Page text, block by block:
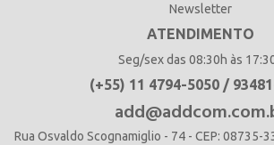
Newsletter
ATENDIMENTO
Seg/sex das 08:30h às
(+55) 11 4794-5050 /
Rua Osvaldo Scognamiglio - 74 - CEP: 08735-